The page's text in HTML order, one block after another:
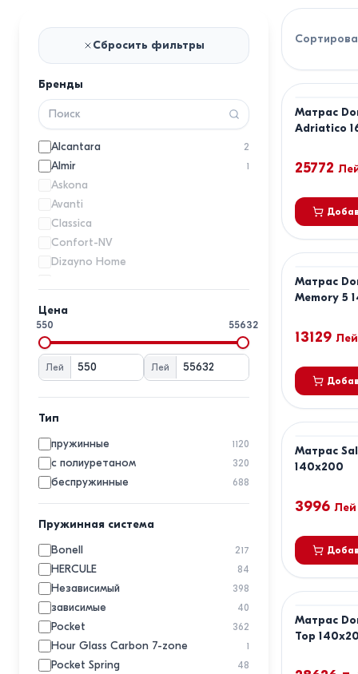
Сбросить фильтры
Бренды
Alcantara 2
Almir 1
Askona
Avanti
Classica
Confort-NV
Dizayno Home
EMM
Eucalyptus
Evmoda
Forliva
Geladi
3
Grether&Wells
ML Mobila
MobiCasa
MyKids
Queens
Salt Confort
1
Savor
Somnart
2
TIARA
Trendy
2
US.Sleeping
Viitorul
Цена
550 55632
Лей Лей
Тип
пружинные
1120
с полиуретаном 320
беспружинные 688
Пружинная система
Bonell
217
HERCULE 84
Независимый 398
зависимые 40
Pocket 362
Hour Glass Carbon 7-zone 1
Pocket Spring 48
Матрас
Adriatico
25772
Матрас
Memory 5
13129 Лей
Матрас
140x200
3996 Лей
Матрас
Top